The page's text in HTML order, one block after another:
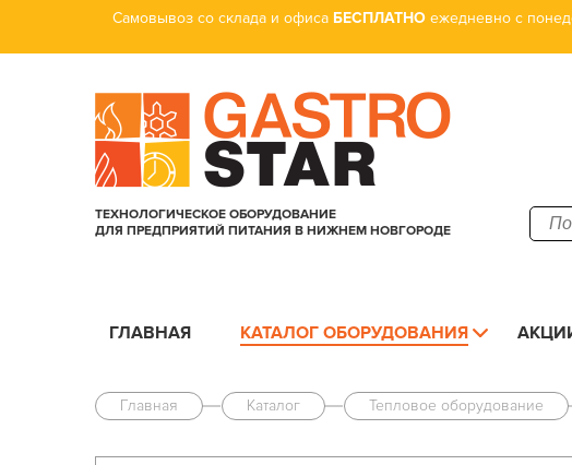
Самовывоз со склада и офиса БЕСПЛАТНО ежедневно с
ТЕХНОЛОГИЧЕСКОЕ ОБОРУДОВАНИЕ
ДЛЯ ПРЕДПРИЯТИЙ ПИТАНИЯ В НИЖНЕМ НОВГОРОДЕ
ГЛАВНАЯ КАТАЛОГ ОБОРУДОВАНИЯ
Главная Каталог Тепловое оборудование